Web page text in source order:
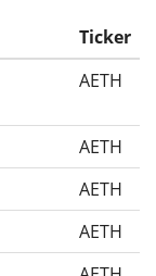
Ticker
AETH
AETH
AETH
AETH